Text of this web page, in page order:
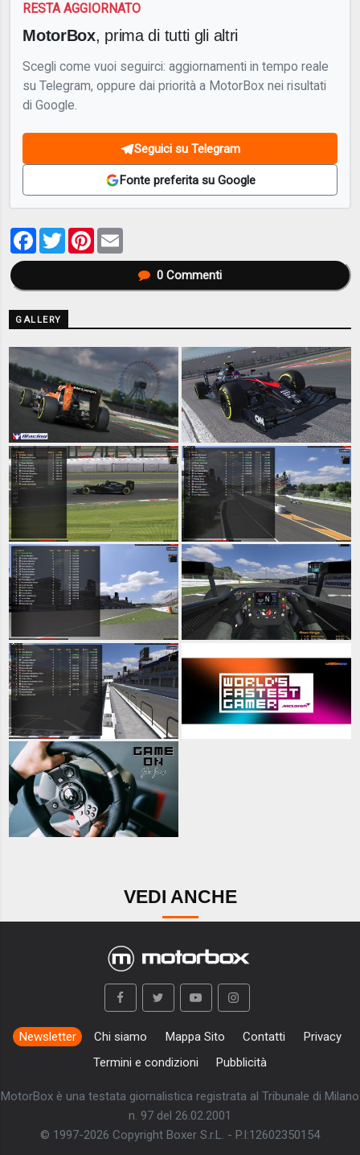
RESTA AGGIORNATO
MotorBox, prima di tutti gli altri
Scegli come vuoi seguirci: aggiornamenti in tempo reale
su Telegram, oppure dai priorità a MotorBox nei risultati
di Google.
Seguici su Telegram
Fonte preferita su Google
Facebook
TwitterPinterest
0Commenti
GALLERY
VEDI ANCHE
Newsletter Chi siamo Mappa Sito Contatti
Privacy
Termini e condizioni
Pubblicità
MotorBox è una testata giornalistica registrata al Tribunale di Milano
n. 97 del 26.02.2001
© 1997-2026 Copyright Boxer S.r.L. - P.I:12602350154